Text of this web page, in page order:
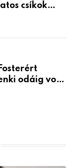
csíkok
odáig volt